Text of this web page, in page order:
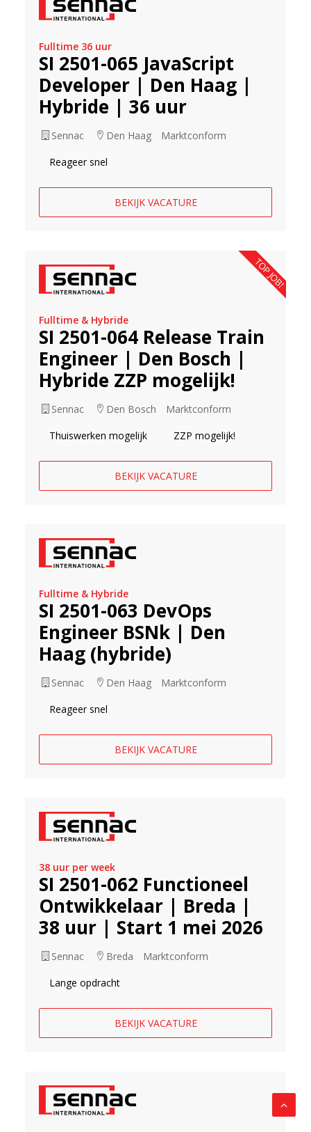
Fulltime 36 uur
SI 2501-065 JavaScript
Developer | Den Haag |
Hybride | 36 uur
Sennac Den Haag
Marktconform
Reageer snel
BEKIJK VACATURE
Fulltime & Hybride
SI 2501-064 Release Train
Engineer | Den Bosch |
Hybride ZZP mogelijk!
Sennac Den Bosch
Marktconform
Thuiswerken mogelijk
ZZP mogelijk!
BEKIJK VACATURE
TOP JOB!
Fulltime & Hybride
SI 2501-063 DevOps
Engineer BSNk | Den
Haag (hybride)
Sennac Den Haag
Marktconform
Reageer snel
BEKIJK VACATURE
38 uur per week
SI 2501-062 Functioneel
Ontwikkelaar | Breda |
38 uur | Start 1 mei 2026
Sennac Breda
Marktconform
Lange opdracht
BEKIJK VACATURE